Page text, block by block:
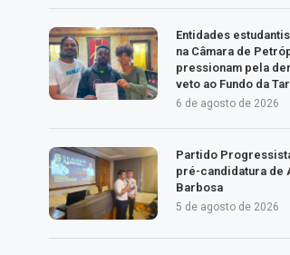
Entidades
na Câmara de
pressionam pela
veto ao Fundo da
6 de agosto de 2026
Partido
pré-candidatura de
Barbosa
5 de agosto de 2026